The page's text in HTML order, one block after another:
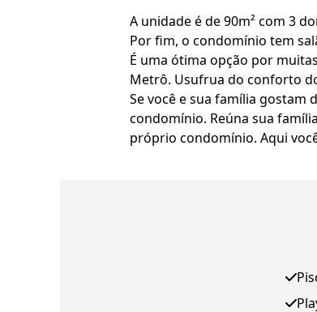
A unidade é de 90m² com 3
Por fim, o condomínio tem
É uma ótima opção por
Metrô. Usufrua do conforto
Se você e sua família gostam
condomínio. Reúna sua
próprio condomínio. Aqui